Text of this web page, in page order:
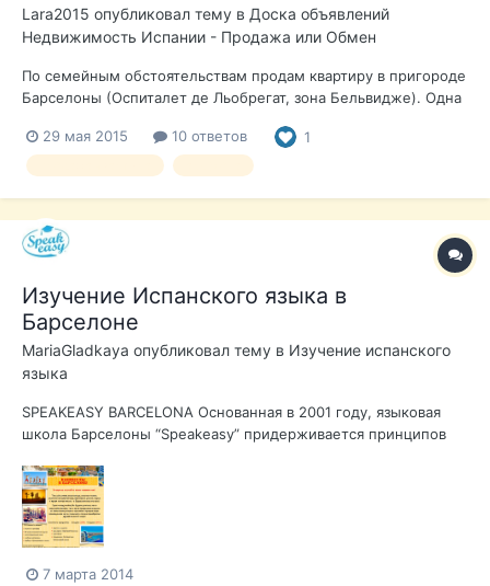
Lara2015 опубликовал тему в Доска объявлений
Недвижимость Испании - Продажа или Обмен
По семейным обстоятельствам продам квартиру в пригороде
Барселоны (Оспиталет де Льобрегат, зона Бельвидже). Одна
терраса. Только что после ремонта, новая сантехника, ванна,
проведено отопление, газовая колонка, кондиционер.
29 мая 2015 10 ответов 1
Изучение Испанского языка в
Барселоне
MariaGladkaya опубликовал тему в Изучение испанского
языка
SPEAKEASY BARCELONA Основанная в 2001 году, языковая
школа Барселоны “Speakeasy” придерживается принципов
состав испанских и иностранных преподавателей является
гарантией высокого качества и качественного оказания услуг.
Мы доказали, что пре...
7 марта 2014